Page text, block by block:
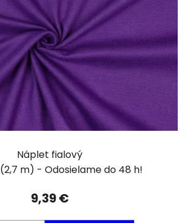
Náplet fialový
(2,7 m)
9,39 €